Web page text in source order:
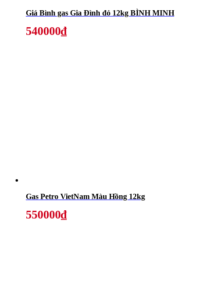
Giá Bình gas Gia Đình đỏ 12kg BÌNH MINH
540000₫
Gas Petro VietNam Màu Hồng 12kg
550000₫